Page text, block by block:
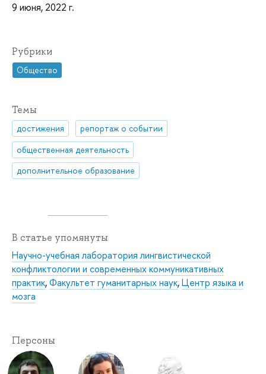
9 июня, 2022 г.
Рубрики
Общество
Темы
достижения
репортаж о событии
общественная деятельность
дополнительное образование
В статье упомянуты
Научно-учебная лаборатория лингвистической
конфликтологии и современных коммуникативных
практик,Факультет гуманитарных наук,Центр языка и
мозга
Персоны